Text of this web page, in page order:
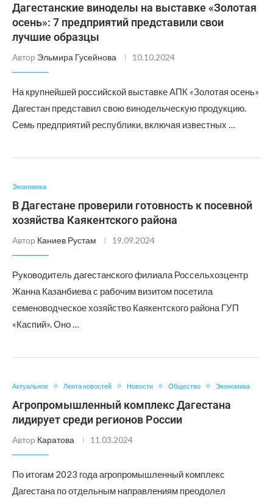
Дагестанские виноделы на выставке «Золотая
осень»: 7 предприятий представили свои
лучшие образцы
Автор Эльмира Гусейнова 10.10.2024
На крупнейшей российской выставке АПК «Золотая осень»
Дагестан представил свою винодельческую продукцию.
Семь предприятий республики, включая известных …
Экономика
В Дагестане проверили готовность к посевной
хозяйства Каякентского района
Автор Каниев Рустам 19.09.2024
Руководитель дагестанского филиала Россельхозцентр
Жанна Казанбиева с рабочим визитом посетила
семеноводческое хозяйство Каякентского района ГУП
«Каспий». Оно …
Актуальное Лента новостей Новости Общество Экономика
Агропромышленный комплекс Дагестана
лидирует среди регионов России
Автор Каратова 11.03.2024
По итогам 2023 года агропромышленный комплекс
Дагестана по отдельным направлениям преодолел